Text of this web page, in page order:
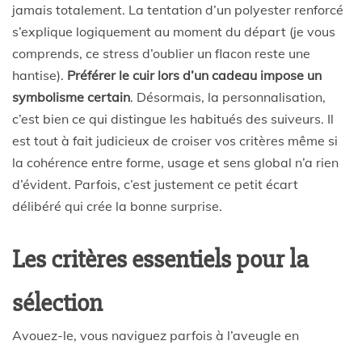
jamais totalement. La tentation d’un polyester renforcé
s’explique logiquement au moment du départ (je vous
comprends, ce stress d’oublier un flacon reste une
hantise). Préférer le cuir lors d’un cadeau impose un
symbolisme certain. Désormais, la personnalisation,
c’est bien ce qui distingue les habitués des suiveurs. Il
est tout à fait judicieux de croiser vos critères même si
la cohérence entre forme, usage et sens global n’a rien
d’évident. Parfois, c’est justement ce petit écart
délibéré qui crée la bonne surprise.
Les critères essentiels pour la
sélection
Avouez-le, vous naviguez parfois à l’aveugle en